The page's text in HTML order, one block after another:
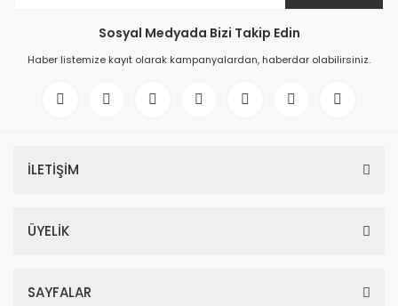
Sosyal Medyada Bizi Takip Edin
Haber listemize kayıt olarak kampanyalardan, haberdar olabilirsiniz.
İLETİŞİM
ÜYELİK
SAYFALAR